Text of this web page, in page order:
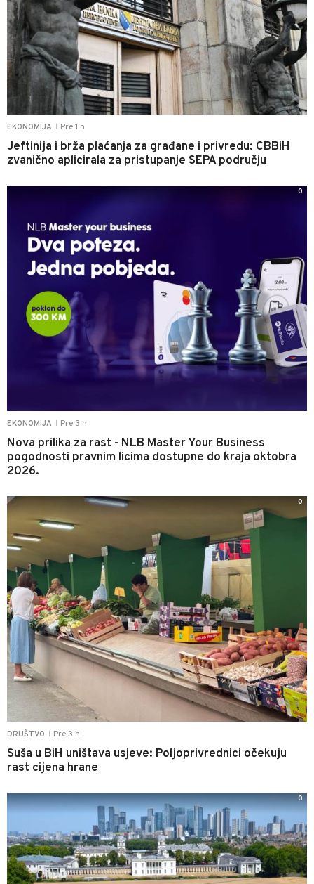
EKONOMIJA Pre 1 h
Jeftinija i brža plaćanja za građane i privredu: CBBiH
zvanično aplicirala za pristupanje SEPA području
EKONOMIJA Pre 3 h
Nova prilika za rast - NLB Master Your Business
pogodnosti pravnim licima dostupne do kraja oktobra
2026.
0
DRUŠTVO Pre 3 h
Suša u BiH uništava usjeve: Poljoprivrednici očekuju
rast cijena hrane
0
0